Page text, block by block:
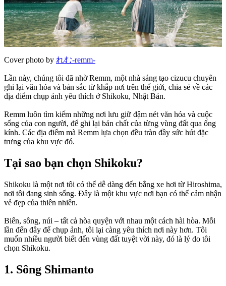
Cover photo by れむ-remm-
Lần này, chúng tôi đã nhờ Remm, một nhà sáng tạo cizucu chuyên
ghi lại văn hóa và bản sắc từ khắp nơi trên thế giới, chia sẻ về các
địa điểm chụp ảnh yêu thích ở Shikoku, Nhật Bản.
Remm luôn tìm kiếm những nơi lưu giữ đậm nét văn hóa và cuộc
sống của con người, để ghi lại bản chất của từng vùng đất qua ống
kính. Các địa điểm mà Remm lựa chọn đều tràn đầy sức hút đặc
trưng của khu vực đó.
Tại sao bạn chọn Shikoku?
Shikoku là một nơi tôi có thể dễ dàng đến bằng xe hơi từ Hiroshima,
nơi tôi đang sinh sống. Đây là một khu vực nơi bạn có thể cảm nhận
vẻ đẹp của thiên nhiên.
Biển, sông, núi – tất cả hòa quyện với nhau một cách hài hòa. Mỗi
lần đến đây để chụp ảnh, tôi lại càng yêu thích nơi này hơn. Tôi
muốn nhiều người biết đến vùng đất tuyệt vời này, đó là lý do tôi
chọn Shikoku.
1. Sông Shimanto